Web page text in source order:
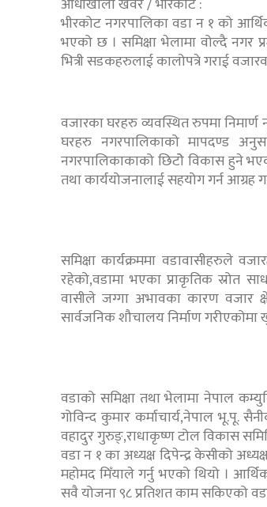
आँधीखोला खवर / भीरकोट :
भीरकोट नगरपालिका वडा न १ को
भएको छ । समिक्षा भेलामा वोल्दै नगर
भित्री सडकहरुलाई कालोपत्रे गराई
वजारका घरहरु व्यवस्थित रुपमा
घरहरु नगरपालिकाको मापदण्ड
नगरपालिकाकाको छिटोे विकास हुने
तथा कार्ययोजनालाई सहयोग गर्न आग्रह
समिक्षा कार्यक्रममा वडावासीहरुले
रहेको,वडामा भएका प्राकृतिक स्रोत
वासीले जग्गा अभावका कारण वजार
सार्वजनिक शौचालय निर्माण
वडाको समिक्षा तथा भेलामा नेपाल
गोविन्द कुमार कर्माचार्य,नेपाल भू.पू.
वहादुर गुरुङ्,राधाकृष्ण टोल विकास
वडा न १ का अध्यक्ष दिपेन्द्र केसीको
महोमद मिँयाले गर्नु भएको थियो ।
सवै योजना ९८ प्रतिशत काम सकिएको